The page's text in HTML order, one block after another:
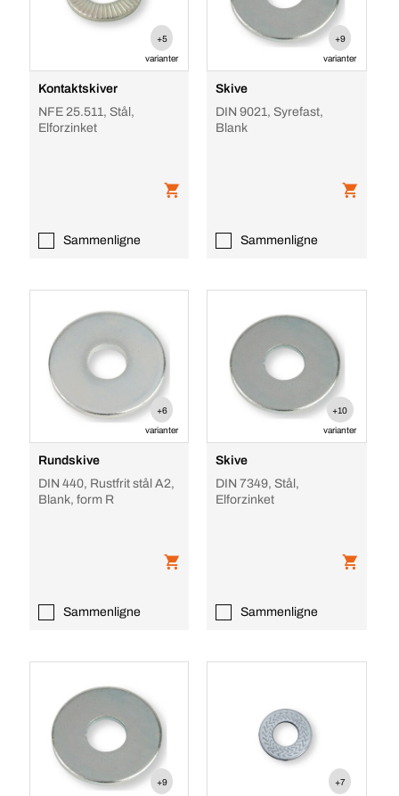
+5
varianter
Kontaktskiver
NFE 25.511, Stål,
Elforzinket
Sammenligne
+9
varianter
Skive
DIN 9021, Syrefast,
Blank
Sammenligne
+6
varianter
Rundskive
DIN 440, Rustfrit stål A2,
Blank, form R
Sammenligne
+10
varianter
Skive
DIN 7349, Stål,
Elforzinket
Sammenligne
+9 +7